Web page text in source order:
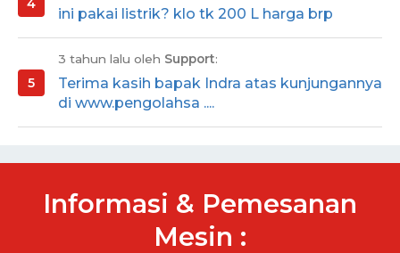
ini pakai listrik? klo tk 200 L harga brp
3 tahun lalu oleh Support:
Terima kasih bapak Indra atas kunjungannya
di www.pengolahsa ....
Informasi & Pemesanan
Mesin :